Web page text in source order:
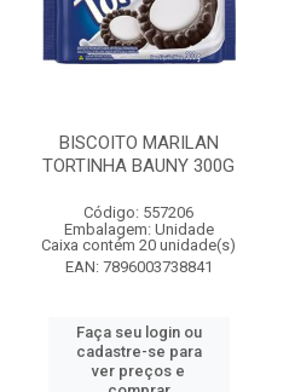
BISCOITO MARILAN
TORTINHA BAUNY 300G
Código: 557206
Embalagem: Unidade
Caixa contém 20 unidade(s)
EAN: 7896003738841
Faça seu login ou
cadastre-se para
ver preços e